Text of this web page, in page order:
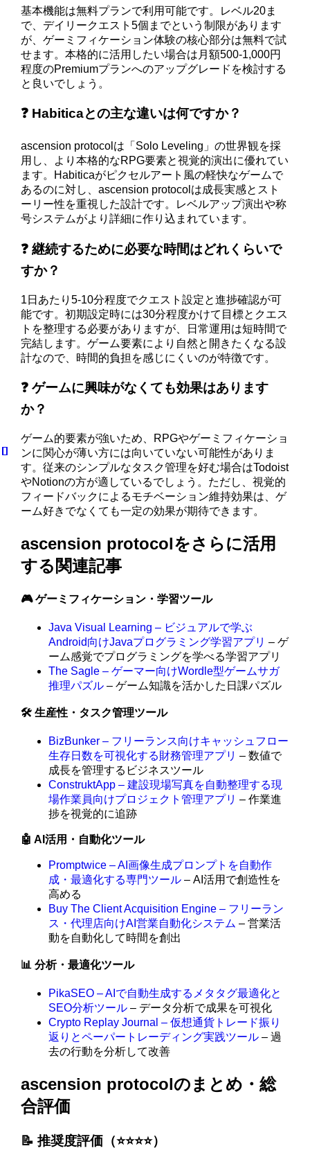
基本機能は無料プランで利用可能です。レベル20ま
で、デイリークエスト5個までという制限があります
が、ゲーミフィケーション体験の核心部分は無料で試
せます。本格的に活用したい場合は月額500-1,000円
程度のPremiumプランへのアップグレードを検討する
と良いでしょう。
❓ Habiticaとの主な違いは何ですか？
ascension protocolは「Solo Leveling」の世界観を採
用し、より本格的なRPG要素と視覚的演出に優れてい
ます。Habiticaがピクセルアート風の軽快なゲームで
あるのに対し、ascension protocolは成長実感とスト
ーリー性を重視した設計です。レベルアップ演出や称
号システムがより詳細に作り込まれています。
❓ 継続するために必要な時間はどれくらいで
すか？
1日あたり5-10分程度でクエスト設定と進捗確認が可
能です。初期設定時には30分程度かけて目標とクエス
トを整理する必要がありますが、日常運用は短時間で
完結します。ゲーム要素により自然と開きたくなる設
計なので、時間的負担を感じにくいのが特徴です。
❓ ゲームに興味がなくても効果はあります
か？
ゲーム的要素が強いため、RPGやゲーミフィケーショ
ンに関心が薄い方には向いていない可能性がありま
す。従来のシンプルなタスク管理を好む場合はTodoist
やNotionの方が適しているでしょう。ただし、視覚的
フィードバックによるモチベーション維持効果は、ゲ
ーム好きでなくても一定の効果が期待できます。
ascension protocolをさらに活用
する関連記事
🎮 ゲーミフィケーション・学習ツール
Java Visual Learning – ビジュアルで学ぶ
Android向けJavaプログラミング学習アプリ – ゲ
ーム感覚でプログラミングを学べる学習アプリ
The Sagle – ゲーマー向けWordle型ゲームサガ
推理パズル – ゲーム知識を活かした日課パズル
🛠️ 生産性・タスク管理ツール
BizBunker – フリーランス向けキャッシュフロー
生存日数を可視化する財務管理アプリ – 数値で
成長を管理するビジネスツール
ConstruktApp – 建設現場写真を自動整理する現
場作業員向けプロジェクト管理アプリ – 作業進
捗を視覚的に追跡
🤖 AI活用・自動化ツール
Promptwice – AI画像生成プロンプトを自動作
成・最適化する専門ツール – AI活用で創造性を
高める
Buy The Client Acquisition Engine – フリーラン
ス・代理店向けAI営業自動化システム – 営業活
動を自動化して時間を創出
📊 分析・最適化ツール
PikaSEO – AIで自動生成するメタタグ最適化と
SEO分析ツール – データ分析で成果を可視化
Crypto Replay Journal – 仮想通貨トレード振り
返りとペーパートレーディング実践ツール – 過
去の行動を分析して改善
ascension protocolのまとめ・総
合評価
📝 推奨度評価（⭐️⭐️⭐️⭐️）